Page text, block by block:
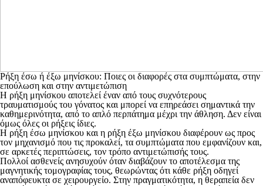
Ρήξη έσω ή έξω μηνίσκου: Ποιες οι διαφορές στα συμπτώματα, στην
επούλωση και στην αντιμετώπιση
Η ρήξη μηνίσκου αποτελεί έναν από τους συχνότερους
τραυματισμούς του γόνατος και μπορεί να επηρεάσει σημαντικά την
καθημερινότητα, από το απλό περπάτημα μέχρι την άθληση. Δεν είναι
όμως όλες οι ρήξεις ίδιες.
Η ρήξη έσω μηνίσκου και η ρήξη έξω μηνίσκου διαφέρουν ως προς
τον μηχανισμό που τις προκαλεί, τα συμπτώματα που εμφανίζουν και,
σε αρκετές περιπτώσεις, τον τρόπο αντιμετώπισής τους.
Πολλοί ασθενείς ανησυχούν όταν διαβάζουν το αποτέλεσμα της
μαγνητικής τομογραφίας τους, θεωρώντας ότι κάθε ρήξη οδηγεί
αναπόφευκτα σε χειρουργείο. Στην πραγματικότητα, η θεραπεία δεν